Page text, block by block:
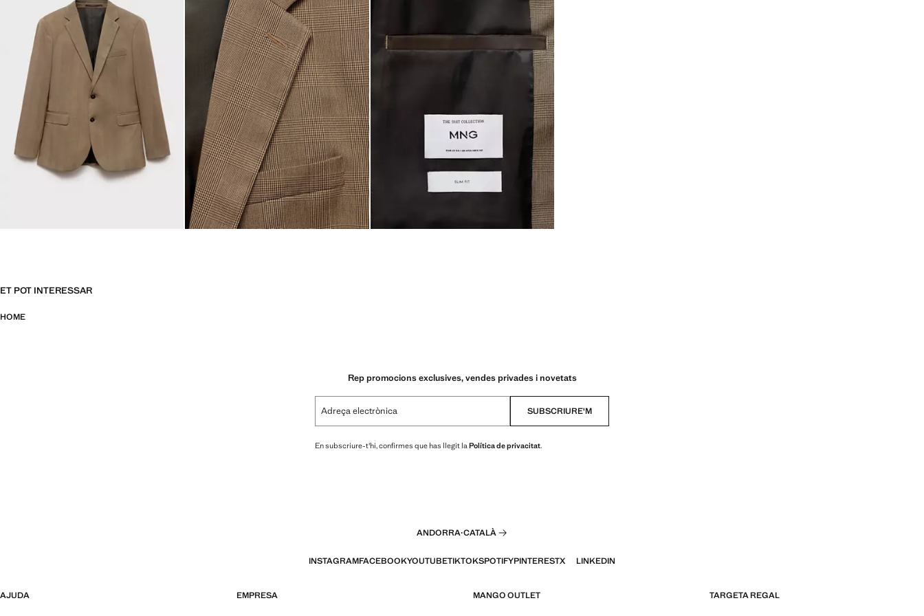
ET POT INTERESSAR
HOME
Rep promocions exclusives, vendes privades i novetats
Adreça electrònica SUBSCRIURE'M
En subscriure-t'hi, confirmes que has llegit laPolítica de privacitat.
ANDORRA·CATALÀ
INSTAGRAMFACEBOOKYOUTUBETIKTOKSPOTIFYPINTERESTX LINKEDIN
AJUDA EMPRESA MANGO OUTLET TARGETA REGAL